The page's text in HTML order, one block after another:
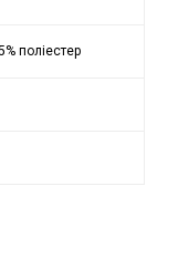
поліестер